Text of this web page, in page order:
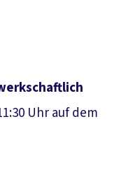
Uhr auf dem